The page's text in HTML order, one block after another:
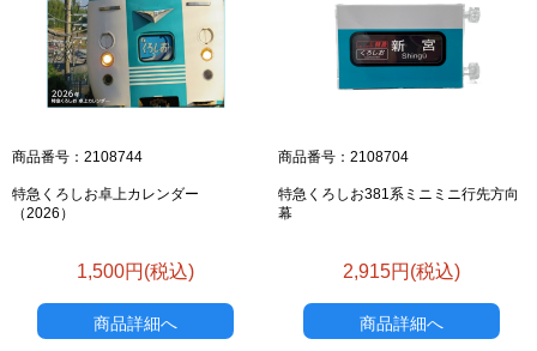
商品番号：2108744
特急くろしお卓上カレンダー
（2026）
1,500円(税込)
商品詳細へ
商品番号：2108704
特急くろしお381系ミニミニ行先方向
幕
2,915円(税込)
商品詳細へ
お買い物を続ける カートへ進む